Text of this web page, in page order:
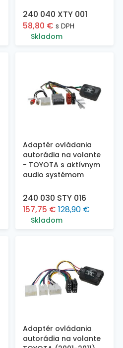
240 040 XTY 001
58,80 € s DPH
Skladom
Adaptér ovládania
autorádia na volante
- TOYOTA s aktívnym
audio systémom
240 030 STY 016
157,75 € 128,90 €
Skladom
Adaptér ovládania
autorádia na volante